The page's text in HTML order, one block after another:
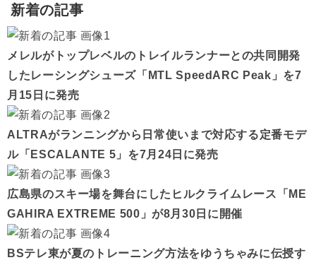
新着の記事
メレルがトップレベルのトレイルランナーとの共同開発
したレーシングシューズ「MTL SpeedARC Peak」を7
月15日に発売
ALTRAがランニングから日常使いまで対応する定番モデ
ル「ESCALANTE 5」を7月24日に発売
広島県のスキー場を舞台にしたヒルクライムレース「ME
GAHIRA EXTREME 500」が8月30日に開催
BSテレ東が夏のトレーニング方法をゆうちゃみに伝授す